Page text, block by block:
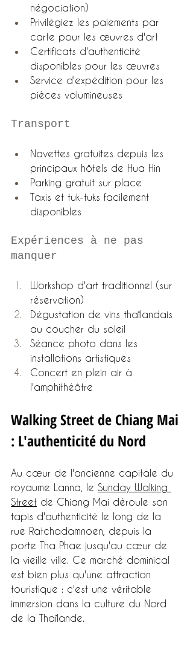
négociation)
Privilégiez les paiements par
carte pour les œuvres d'art
Certificats d'authenticité
disponibles pour les œuvres
Service d'expédition pour les
pièces volumineuses
Transport
Navettes gratuites depuis les
principaux hôtels de Hua Hin
Parking gratuit sur place
Taxis et tuk-tuks facilement
disponibles
Expériences à ne pas
manquer
Workshop d'art traditionnel (sur
réservation)
Dégustation de vins thaïlandais
au coucher du soleil
Séance photo dans les
installations artistiques
Concert en plein air à
l'amphithéâtre
Walking Street de Chiang Mai
: L'authenticité du Nord
Au cœur de l'ancienne capitale du
royaume Lanna, le Sunday Walking
Street de Chiang Mai déroule son
tapis d'authenticité le long de la
rue Ratchadamnoen, depuis la
porte Tha Phae jusqu'au cœur de
la vieille ville. Ce marché dominical
est bien plus qu'une attraction
touristique : c'est une véritable
immersion dans la culture du Nord
de la Thaïlande.